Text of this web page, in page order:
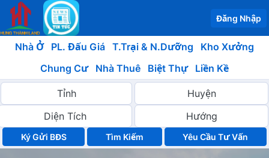
Đăng Nhập
Nhà Ở PL. Đấu Giá T.Trại & N.Dưỡng
Kho Xưởng
Chung Cư
Nhà Thuê Biệt Thự Liền Kề
Ký Gửi BĐS Yêu Cầu Tư Vấn